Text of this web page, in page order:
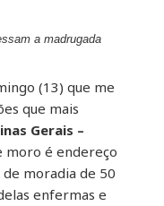
a madrugada
(13) que me
que mais
Gerais –
moro é endereço
moradia de 50
enfermas e